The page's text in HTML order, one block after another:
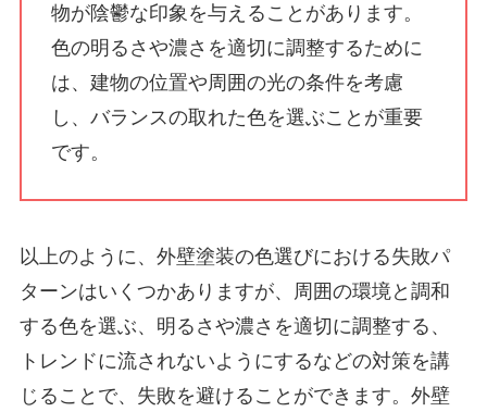
物が陰鬱な印象を与えることがあります。
色の明るさや濃さを適切に調整するために
は、建物の位置や周囲の光の条件を考慮
し、バランスの取れた色を選ぶことが重要
です。
以上のように、外壁塗装の色選びにおける失敗パ
ターンはいくつかありますが、周囲の環境と調和
する色を選ぶ、明るさや濃さを適切に調整する、
トレンドに流されないようにするなどの対策を講
じることで、失敗を避けることができます。外壁